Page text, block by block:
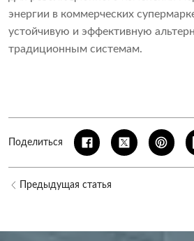
энергии в коммерческих
устойчивую и эффективную
традиционным системам.
Поделиться
Предыдущая статья